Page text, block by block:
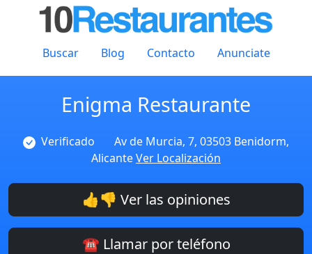
Buscar Blog Contacto Anunciate
Enigma Restaurante
Verificado
Av de Murcia, 7, 03503 Benidorm,
AlicanteVer Localización
👍👎 Ver las opiniones
☎️ Llamar por teléfono